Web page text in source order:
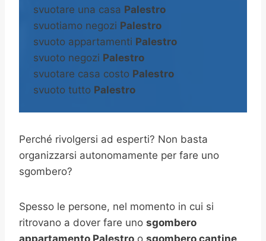
svuotare una casa Palestro
svuotiamo negozi Palestro
svuoto appartamenti Palestro
svuoto negozi Palestro
svuotare casa costo Palestro
svuoto tutto Palestro
Perché rivolgersi ad esperti? Non basta
organizzarsi autonomamente per fare uno
sgombero?
Spesso le persone, nel momento in cui si
ritrovano a dover fare uno sgombero
appartamento Palestro o sgombero cantine